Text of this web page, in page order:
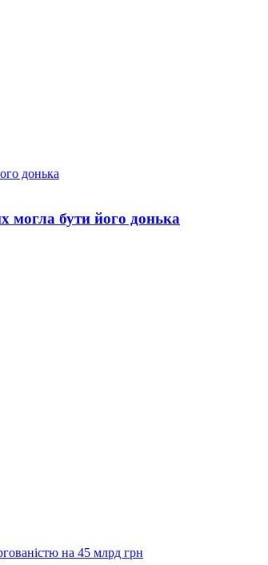
могла бути його донька